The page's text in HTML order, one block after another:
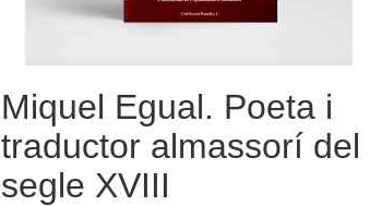
Miquel Egual. Poeta i
traductor almassorí del
segle XVIII